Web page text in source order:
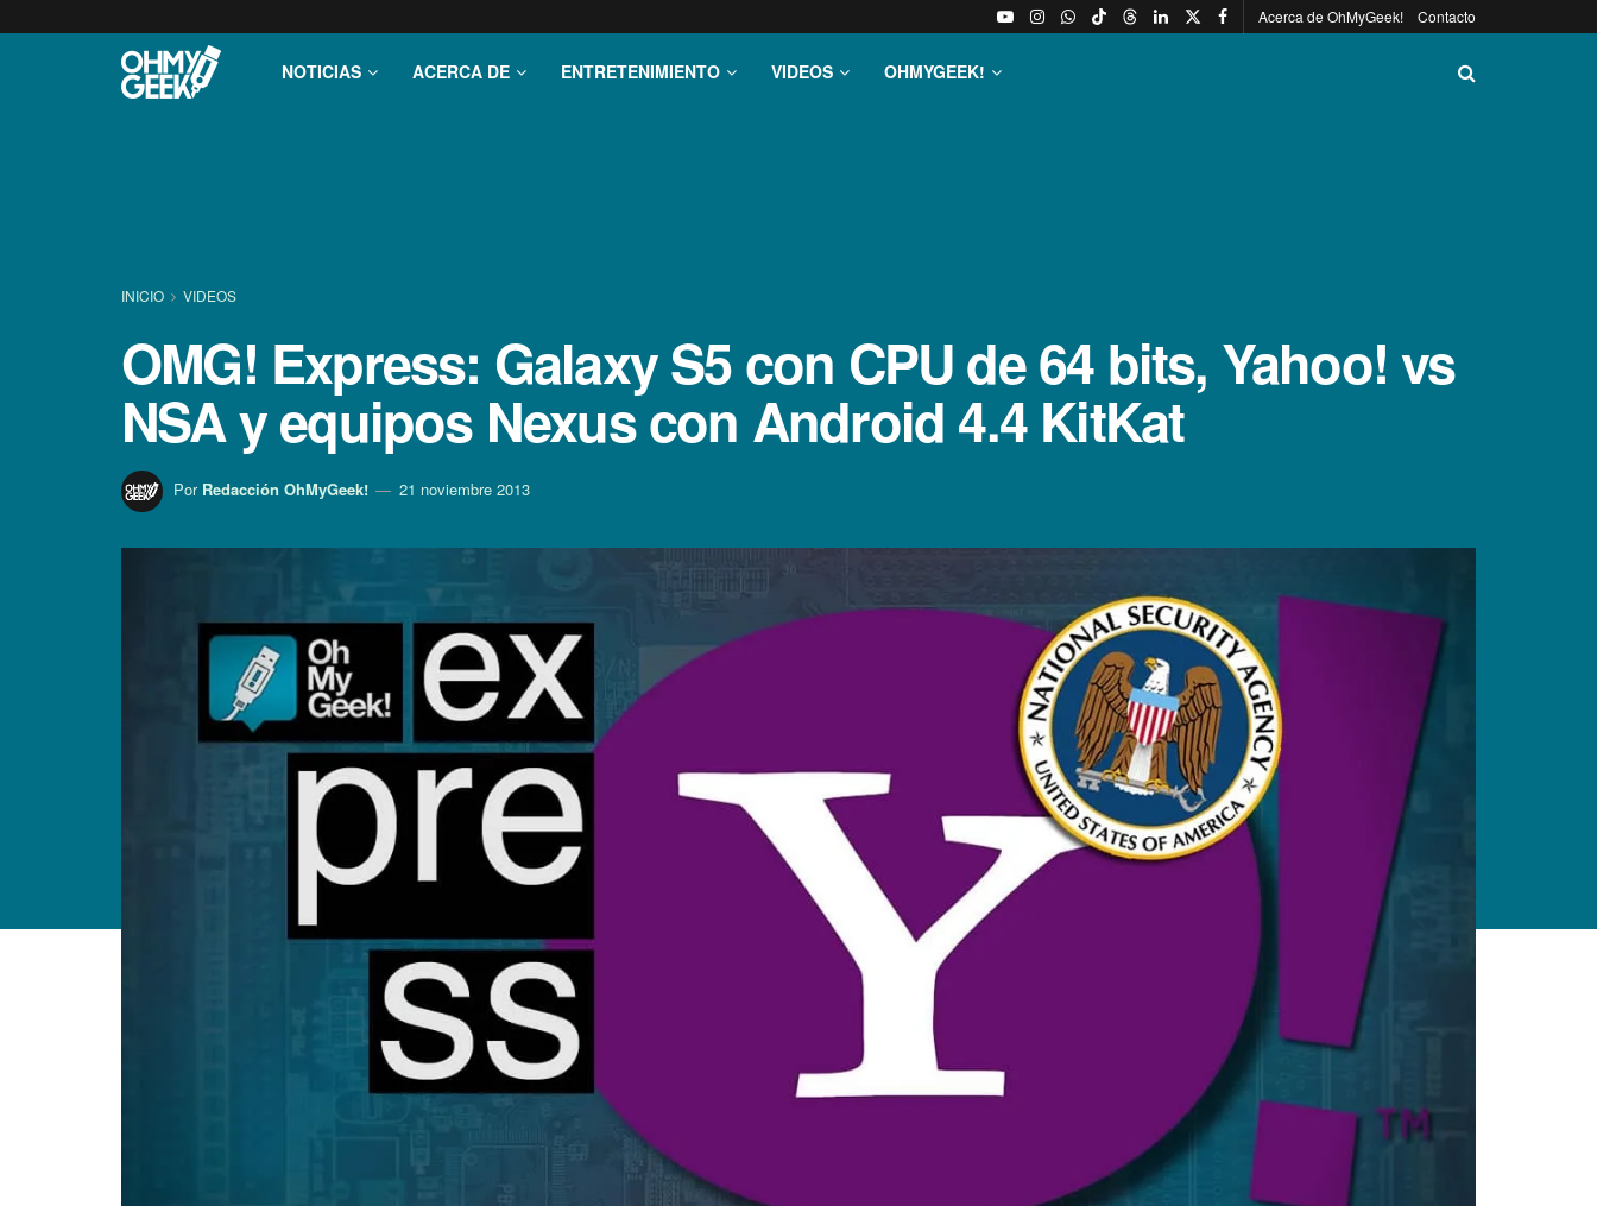
Acerca de OhMyGeek! Contacto
NOTICIAS ACERCA DE ENTRETENIMIENTO VIDEOS OHMYGEEK!
INICIO VIDEOS
OMG! Express: Galaxy S5 con CPU de 64 bits, Yahoo! vs
NSA y equipos Nexus con Android 4.4 KitKat
Por Redacción OhMyGeek! 21 noviembre 2013